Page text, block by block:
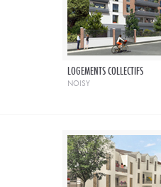
LOGEMENTS COLLECTIFS
noisy